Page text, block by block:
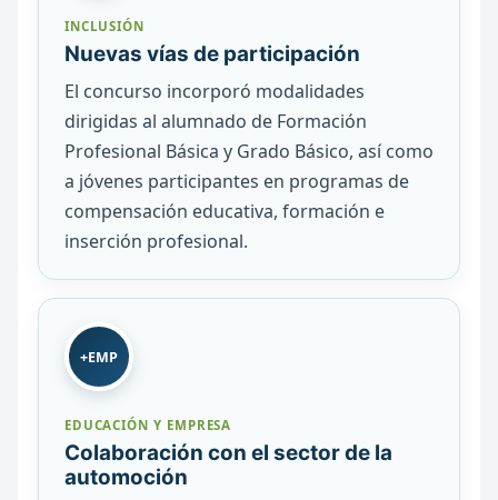
INCLUSIÓN
Nuevas vías de participación
El concurso incorporó modalidades
dirigidas al alumnado de Formación
Profesional Básica y Grado Básico, así como
a jóvenes participantes en programas de
compensación educativa, formación e
inserción profesional.
+EMP
EDUCACIÓN Y EMPRESA
Colaboración con el sector de la
automoción